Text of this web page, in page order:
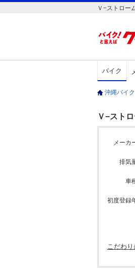
Ｖ−ストロー
バイク
沖縄バイク
Ｖ−スト
メーカ
排気
車
初度登録
こだわ